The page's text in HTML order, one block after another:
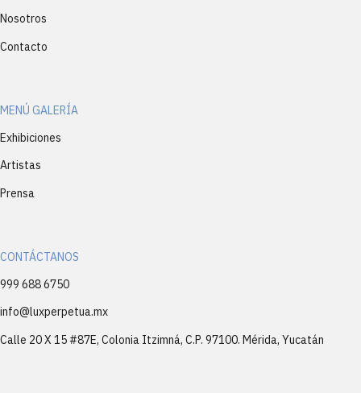
Nosotros
Contacto
MENÚ GALERÍA
Exhibiciones
Artistas
Prensa
CONTÁCTANOS
999 688 6750
info@luxperpetua.mx
Calle 20 X 15 #87E, Colonia Itzimná, C.P. 97100. Mérida, Yucatán